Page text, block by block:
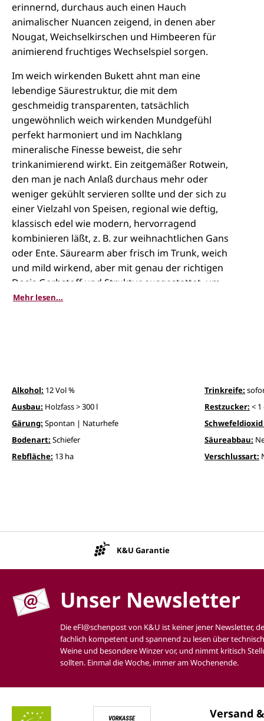
erinnernd, durchaus auch einen Hauch
animalischer Nuancen zeigend, in denen aber
Nougat, Weichselkirschen und Himbeeren für
animierend fruchtiges Wechselspiel sorgen.
Im weich wirkenden Bukett ahnt man eine
lebendige Säurestruktur, die mit dem
geschmeidig transparenten, tatsächlich
ungewöhnlich weich wirkenden Mundgefühl
perfekt harmoniert und im Nachklang
mineralische Finesse beweist, die sehr
trinkanimierend wirkt. Ein zeitgemäßer Rotwein,
den man je nach Anlaß durchaus mehr oder
weniger gekühlt servieren sollte und der sich zu
einer Vielzahl von Speisen, regional wie deftig,
klassisch edel wie modern, hervorragend
kombinieren läßt, z. B. zur weihnachtlichen Gans
oder Ente. Säurearm aber frisch im Trunk, weich
und mild wirkend, aber mit genau der richtigen
Dosis Gerbstoff und Struktur ausgestattet, um
auch hohe Ansprüche an Trinkfluß und
Mehr lesen...
Alkohol: 12 Vol %
Ausbau: Holzfass > 300 l
Gärung: Spontan | Naturhefe
Bodenart: Schiefer
Rebfläche: 13 ha
Trinkreife:
Restzucker: <
Säureabbau:
Verschlussart:
K&U Garantie
Unser Newsletter
Die eFl@schenpost von K&U ist keiner jener Newsletter,
fachlich kompetent und spannend zu lesen über
Weine und besondere Winzer vor, und nimmt kritisch
sollten. Einmal die Woche, immer am Wochenende.
Versand